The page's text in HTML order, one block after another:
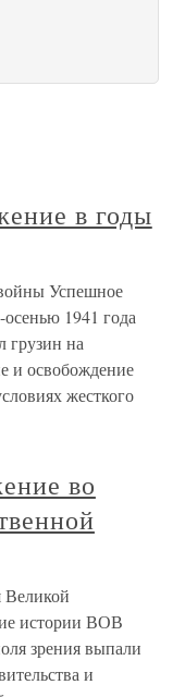
в годы
Успешное
1941 года
грузин на
и освобождение
жесткого
во
Великой
истории ВОВ
зрения выпали
и